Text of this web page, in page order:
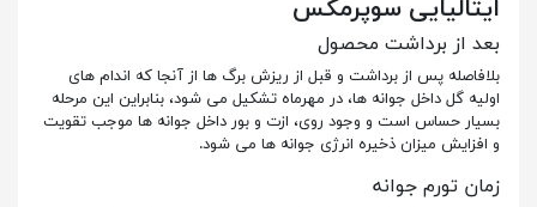
ایتالیایی سوپرمکس
بعد از برداشت محصول
بلافاصله پس از برداشت و قبل از ریزش برگ ها از آنجا که اندام های
اولیه گل داخل جوانه ها، در مهرماه تشکیل می شود، بنابراین این مرحله
بسیار حساس است و وجود روی، ازت و بور داخل جوانه ها موجب تقویت
و افزایش میزان ذخیره انرژی جوانه ها می شود.
زمان تورم جوانه